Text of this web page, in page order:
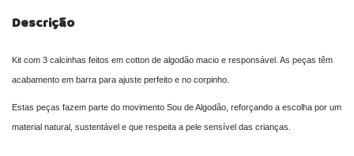
Descrição
Kit com 3 calcinhas feitos em cotton de algodão macio e responsável. As peças têm
acabamento em barra para ajuste perfeito e no corpinho.
Estas peças fazem parte do movimento Sou de Algodão, reforçando a escolha por um
material natural, sustentável e que respeita a pele sensível das crianças.